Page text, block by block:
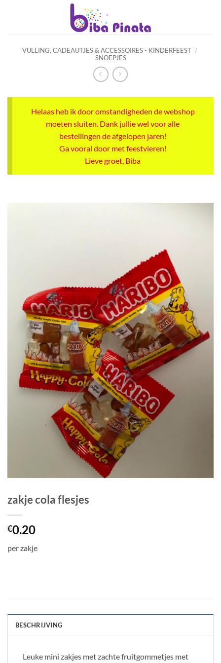
VULLING, CADEAUTJES & ACCESSOIRES - KINDERFEEST /
SNOEPJES
Helaas heb ik door omstandigheden de webshop
moeten sluiten. Dank jullie wel voor alle
bestellingen de afgelopen jaren!
Ga vooral door met feestvieren!
Lieve groet, Biba
zakje cola flesjes
€0.20
per zakje
BESCHRIJVING
Leuke mini zakjes met zachte fruitgommetjes met